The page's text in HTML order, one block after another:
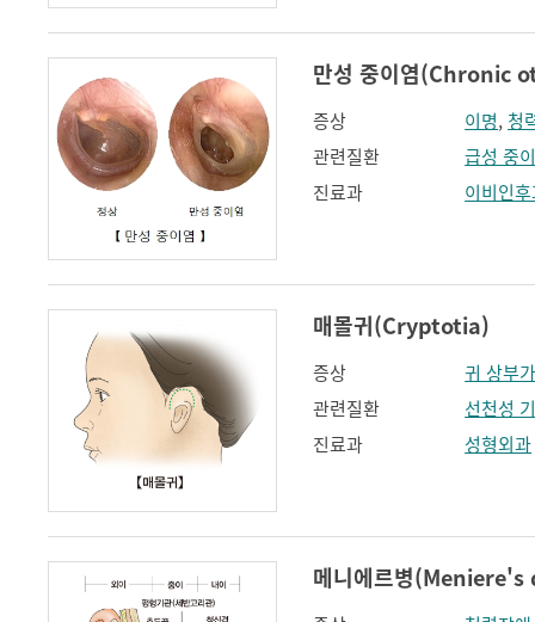
만성 중이염(Chronic
증상 이명, 청
관련질환
급성 중
진료과
이비인
매몰귀(Cryptotia)
증상
귀 상부
관련질환
선천성
진료과
성형외과
메니에르병